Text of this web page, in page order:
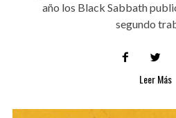
año los Black Sabbath
segundo
Leer Más